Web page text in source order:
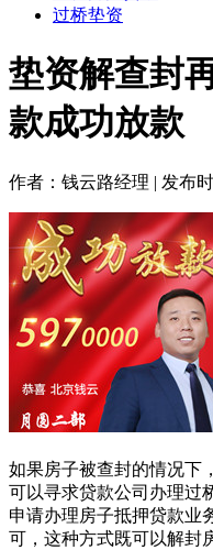
过桥垫资
垫资解查封
款成功放款
作者：钱云路经理 | 发布
如果房子被查封的情况下
可以寻求贷款公司办理过
申请办理房子抵押贷款业
可，这种方式既可以解封